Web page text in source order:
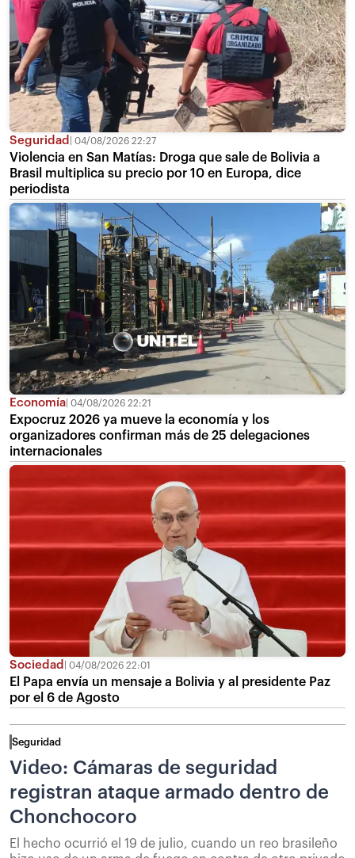
Seguridad 04/08/2026 22:27
Violencia en San Matías: Droga que sale de Bolivia a
Brasil multiplica su precio por 10 en Europa, dice
periodista
Economía 04/08/2026 22:21
Expocruz 2026 ya mueve la economía y los
organizadores confirman más de 25 delegaciones
internacionales
Sociedad 04/08/2026 22:01
El Papa envía un mensaje a Bolivia y al presidente Paz
por el 6 de Agosto
Seguridad
Video: Cámaras de seguridad
registran ataque armado dentro de
Chonchocoro
El hecho ocurrió el 19 de julio, cuando un reo brasileño